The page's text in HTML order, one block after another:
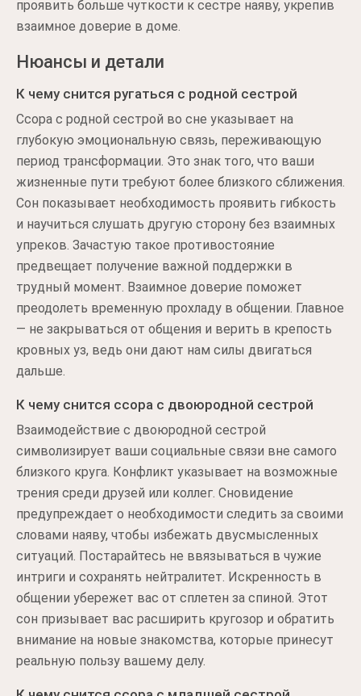
проявить больше чуткости к сестре наяву, укрепив
взаимное доверие в доме.
Нюансы и детали
К чему снится ругаться с родной сестрой
Ссора с родной сестрой во сне указывает на
глубокую эмоциональную связь, переживающую
период трансформации. Это знак того, что ваши
жизненные пути требуют более близкого сближения.
Сон показывает необходимость проявить гибкость
и научиться слушать другую сторону без взаимных
упреков. Зачастую такое противостояние
предвещает получение важной поддержки в
трудный момент. Взаимное доверие поможет
преодолеть временную прохладу в общении. Главное
— не закрываться от общения и верить в крепость
кровных уз, ведь они дают нам силы двигаться
дальше.
К чему снится ссора с двоюродной сестрой
Взаимодействие с двоюродной сестрой
символизирует ваши социальные связи вне самого
близкого круга. Конфликт указывает на возможные
трения среди друзей или коллег. Сновидение
предупреждает о необходимости следить за своими
словами наяву, чтобы избежать двусмысленных
ситуаций. Постарайтесь не ввязываться в чужие
интриги и сохранять нейтралитет. Искренность в
общении убережет вас от сплетен за спиной. Этот
сон призывает вас расширить кругозор и обратить
внимание на новые знакомства, которые принесут
реальную пользу вашему делу.